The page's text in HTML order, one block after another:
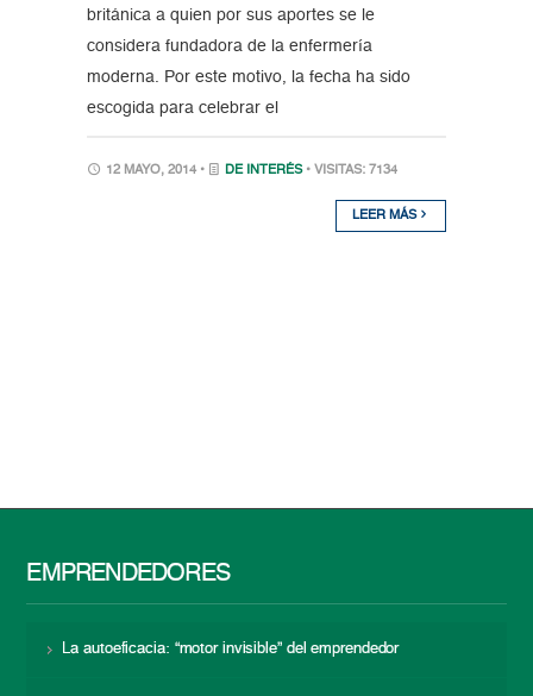
británica a quien por sus aportes se le
considera fundadora de la enfermería
moderna. Por este motivo, la fecha ha sido
escogida para celebrar el
12 MAYO, 2014 • DE INTERÉS • VISITAS: 7134
LEER MÁS
EMPRENDEDORES
La autoeficacia: “motor invisible” del emprendedor